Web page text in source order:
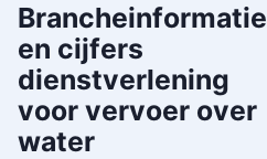
Brancheinformatie
en cijfers
dienstverlening
voor vervoer over
water